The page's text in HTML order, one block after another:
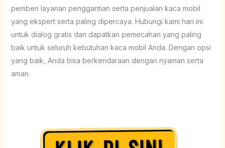
pemberi layanan penggantian serta penjualan kaca mobil
yang ekspert serta paling dipercaya. Hubungi kami hari ini
untuk dialog gratis dan dapatkan pemecahan yang paling
baik untuk seluruh kebutuhan kaca mobil Anda. Dengan opsi
yang baik, Anda bisa berkendaraan dengan nyaman serta
aman.